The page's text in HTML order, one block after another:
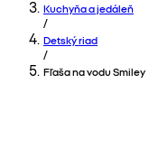
Kuchyňa a jedáleň
/
Detský riad
/
Fľaša na vodu Smiley